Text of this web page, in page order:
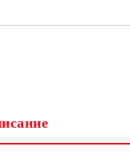
с вас в рамките на